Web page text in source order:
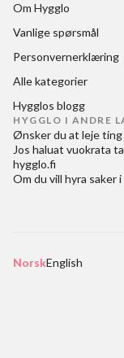
Om Hygglo
Vanlige spørsmål
Personvernerklæring
Alle kategorier
Hygglos blogg
HYGGLO I ANDRE
Ønsker du at leje ting
Jos haluat vuokrata
hygglo.fi
Om du vill hyra saker
NorskEnglish